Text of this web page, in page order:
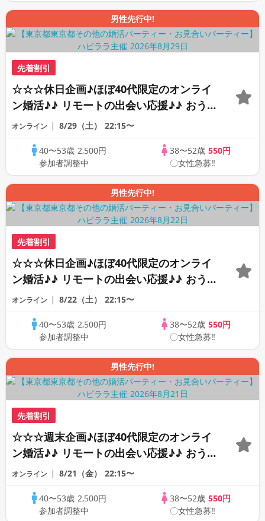
男性先行中!
先着割引
☆☆☆休日企画♪ほぼ40代限定のオンライ
ン婚活♪♪ リモートの出会い応援♪♪ おう
ちで乾杯しませんか♪♪ ☆全国の方が対象
PARTY!!
オンライン 8/29（土） 22:15〜
40〜53歳 2,500円
参加者調整中
38〜52歳 550円
〇女性急募‼
男性先行中!
先着割引
☆☆☆休日企画♪ほぼ40代限定のオンライ
ン婚活♪♪ リモートの出会い応援♪♪ おう
ちで乾杯しませんか♪♪ ☆全国の方が対象
PARTY!!
オンライン 8/22（土） 22:15〜
40〜53歳 2,500円
参加者調整中
38〜52歳 550円
〇女性急募‼
男性先行中!
先着割引
☆☆☆週末企画♪ほぼ40代限定のオンライ
ン婚活♪♪ リモートの出会い応援♪♪ おう
ちで乾杯しませんか♪♪ ☆全国の方が対象
PARTY!!
オンライン 8/21（金） 22:15〜
40〜53歳 2,500円
参加者調整中
38〜52歳 550円
〇女性急募‼